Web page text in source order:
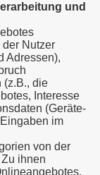
und
Nutzer
Adressen),
(z.B., die
Interesse
(Geräte-
im
von der
ihnen